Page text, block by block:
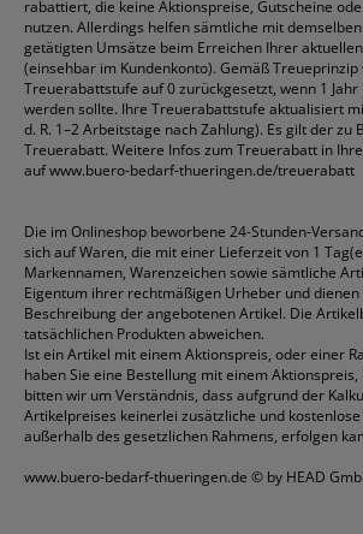
rabattiert, die keine Aktionspreise, Gutscheine
nutzen. Allerdings helfen sämtliche mit
getätigten Umsätze beim Erreichen Ihrer
(einsehbar im Kundenkonto). Gemäß
Treuerabattstufe auf 0 zurückgesetzt, wenn 1
werden sollte. Ihre Treuerabattstufe aktualisiert
d. R. 1–2 Arbeitstage nach Zahlung). Es gilt der zu
Treuerabatt. Weitere Infos zum Treuerabatt in
aufwww.buero-bedarf-thueringen.de/treuerabatt
Die im Onlineshop beworbene 24-Stunden-
sich auf Waren, die mit einer Lieferzeit von 1
Markennamen, Warenzeichen sowie sämtliche
Eigentum ihrer rechtmäßigen Urheber und
Beschreibung der angebotenen Artikel. Die
tatsächlichen Produkten abweichen.
Ist ein Artikel mit einem Aktionspreis, oder einer
haben Sie eine Bestellung mit einem
bitten wir um Verständnis, dass aufgrund der
Artikelpreises keinerlei zusätzliche und
außerhalb des gesetzlichen Rahmens, erfolgen
www.buero-bedarf-thueringen.de © by HEAD